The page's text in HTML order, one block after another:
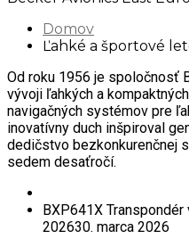
Domov
Ľahké a športové
Od roku 1956 je spoločnosť
vývoji ľahkých a
navigačných systémov pre
inovatívny duch inšpiroval
dedičstvo bezkonkurenčnej
sedem desaťročí.
BXP641X Transpondér
202630. marca 2026